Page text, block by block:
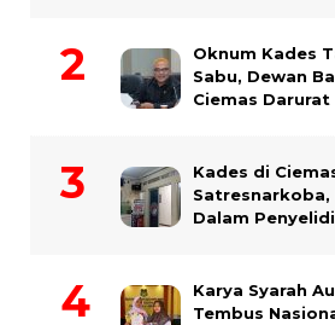
Oknum Kades
Sabu, Dewan
Ciemas
Kades di
Satresnarkoba,
Dalam
Karya Syarah
Tembus